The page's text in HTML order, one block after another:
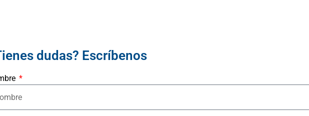
dudas? Escríbenos